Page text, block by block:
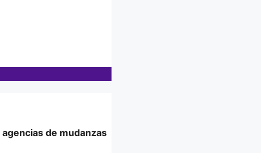
agencias de mudanzas